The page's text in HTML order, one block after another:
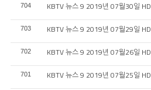
704 KBTV 뉴스 9 2019년 07월30일 HD
703 KBTV 뉴스 9 2019년 07월29일 HD
702 KBTV 뉴스 9 2019년 07월26일 HD
701 KBTV 뉴스 9 2019년 07월25일 HD